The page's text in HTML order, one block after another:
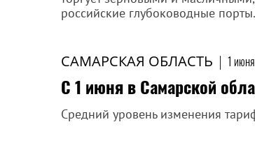
российские глубоководные
САМАРСКАЯ ОБЛАСТЬ | 1
С 1 июня в Самарской
Средний уровень изменения